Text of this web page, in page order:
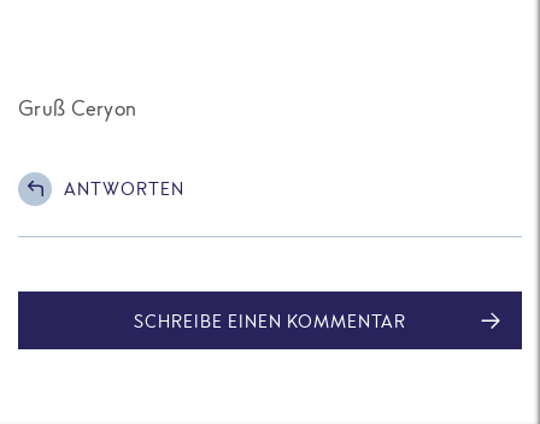
Gruß Ceryon
ANTWORTEN
SCHREIBE EINEN KOMMENTAR